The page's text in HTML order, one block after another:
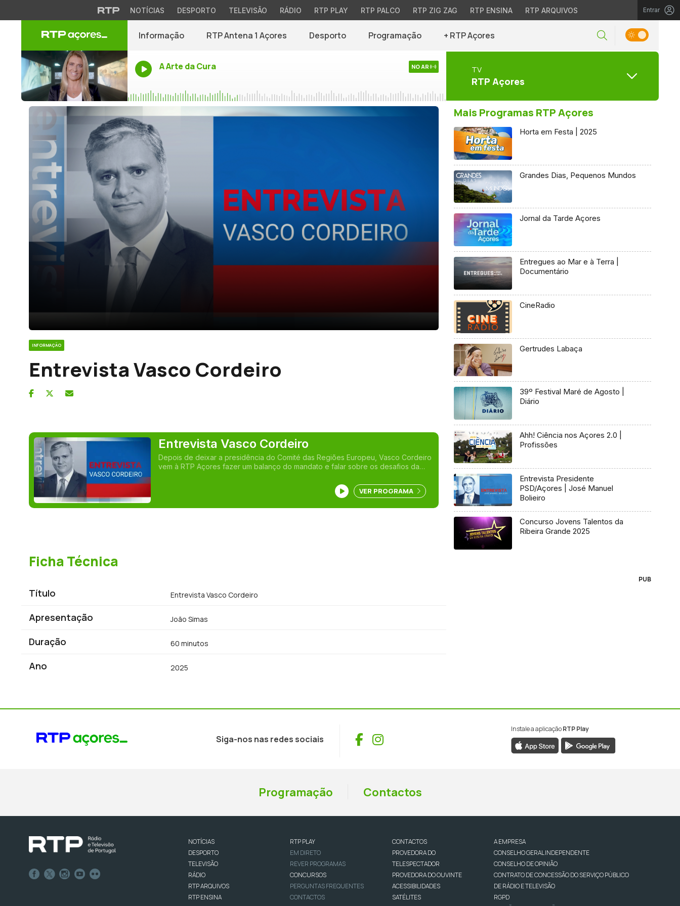
NOTÍCIAS DESPORTO TELEVISÃO RÁDIO RTP PLAY RTP PALCO RTP ZIG ZAG RTP ENSINA RTP ARQUIVOS Entrar
Informação RTP Antena 1 Açores Desporto Programação + RTP Açores
A Arte da Cura NO AR TV
RTP Açores
INFORMAÇÃO
Entrevista Vasco Cordeiro
Entrevista Vasco Cordeiro
Depois de deixar a presidência do Comité das Regiões Europeu, Vasco Cordeiro
vem à RTP Açores fazer um balanço do mandato e falar sobre os desafios da
Governo Regional, desde a saída da liderança do PS/Açores, em junho de 2024.
VER PROGRAMA
Ficha Técnica
Título Entrevista Vasco Cordeiro
Apresentação João Simas
Duração 60 minutos
Ano 2025
Mais Programas RTP Açores
Horta em Festa | 2025
Grandes Dias, Pequenos Mundos
Jornal da Tarde Açores
Entregues ao Mar e à Terra |
Documentário
CineRadio
Gertrudes Labaça
39º Festival Maré de Agosto |
Diário
Ahh! Ciência nos Açores 2.0 |
Profissões
Entrevista Presidente
PSD/Açores | José Manuel
Bolieiro
Concurso Jovens Talentos da
Ribeira Grande 2025
PUB
Siga-nos nas redes sociais Facebook
Instagram
Instale a aplicaçãoRTP Play
Programação Contactos
NOTÍCIAS
DESPORTO
TELEVISÃO
RÁDIO
RTP ARQUIVOS
RTP ENSINA
RTP PLAY
EM DIRETO
REVER PROGRAMAS
CONCURSOS
PERGUNTAS FREQUENTES
CONTACTOS
CONTACTOS
PROVEDORA DO
TELESPECTADOR
PROVEDORA DO OUVINTE
ACESSIBILIDADES
SATÉLITES
A EMPRESA
CONSELHO GERAL INDEPENDENTE
CONSELHO DE OPINIÃO
CONTRATO DE CONCESSÃO DO SERVIÇO PÚBLICO
DE RÁDIO E TELEVISÃO
RGPD